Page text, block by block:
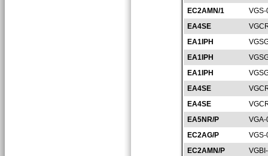
EC2AMN/1
EA4SE
EA1IPH
EA1IPH
EA1IPH
EA4SE
EA4SE
EA5NR/P
EC2AG/P
EC2AMN/P